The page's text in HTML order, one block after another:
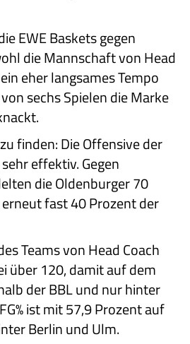
EWE Baskets gegen
die Mannschaft von Head
eher langsames Tempo
sechs Spielen die Marke
finden: Die Offensive der
effektiv. Gegen
die Oldenburger 70
fast 40 Prozent der
Teams von Head Coach
über 120, damit auf dem
der BBL und nur hinter
ist mit 57,9 Prozent auf
Berlin und Ulm.